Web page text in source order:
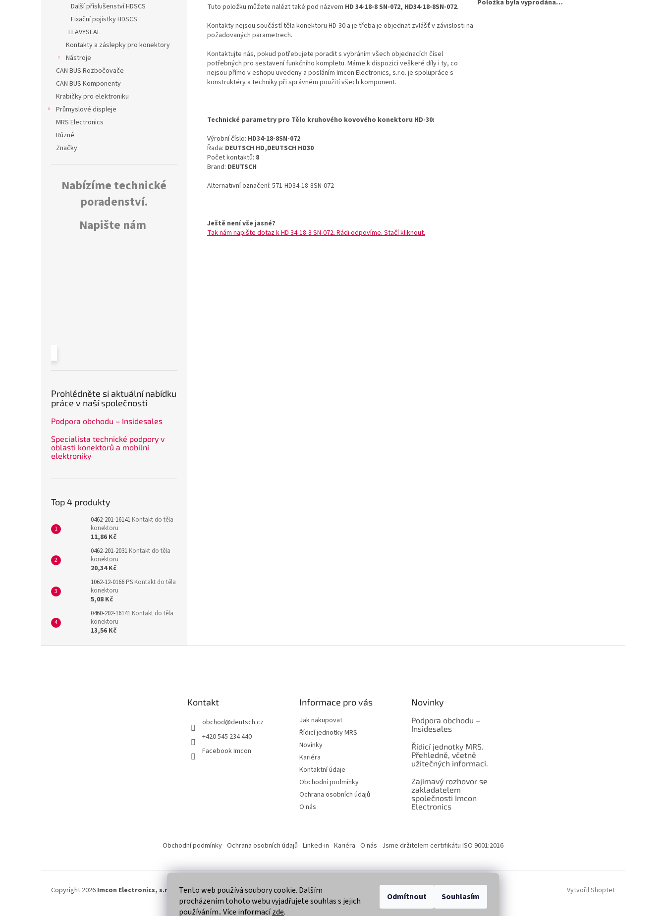
Tento web používá soubory cookie. Dalším
procházením tohoto webu vyjadřujete souhlas s jejich
používáním.. Více informacízde.
Odmítnout Souhlasím
Další příslušenství HDSCS
Fixační pojistky HDSCS
LEAVYSEAL
Kontakty a záslepky pro konektory
Nástroje
CAN BUS Rozbočovače
CAN BUS Komponenty
Krabičky pro elektroniku
Průmyslové displeje
MRS Electronics
Různé
Značky
Nabízíme technické
poradenství.
Napište nám
Prohlédněte si aktuální nabídku
práce v naší společnosti
Podpora obchodu – Insidesales
Specialista technické podpory v
oblasti konektorů a mobilní
elektroniky
Top 4 produkty
0462-201-16141 Kontakt do těla
konektoru
11,86 Kč
0462-201-2031 Kontakt do těla
konektoru
20,34 Kč
1062-12-0166 PS Kontakt do těla
konektoru
5,08 Kč
0460-202-16141 Kontakt do těla
konektoru
13,56 Kč
Tuto položku můžete nalézt také pod názvem HD 34-18-8 SN-072, HD34-18-8SN-072.
Kontakty nejsou součástí těla konektoru HD-30 a je třeba je objednat zvlášť v závislosti na
požadovaných parametrech.
Kontaktujte nás, pokud potřebujete poradit s vybráním všech objednacích čísel
potřebných pro sestavení funkčního kompletu. Máme k dispozici veškeré díly i ty, co
nejsou přímo v eshopu uvedeny a posláním Imcon Electronics, s.r.o. je spolupráce s
konstruktéry a techniky při správném použití všech komponent.
Technické parametry pro Tělo kruhového kovového konektoru HD-30:
Výrobní číslo: HD34-18-8SN-072
Řada: DEUTSCH HD,DEUTSCH HD30
Počet kontaktů: 8
Brand: DEUTSCH
Alternativní označení: 571-HD34-18-8SN-072
Ještě není vše jasné?
Tak nám napište dotaz k HD 34-18-8 SN-072. Rádi odpovíme. Stačí kliknout.
Položka byla vyprodána…
Kontakt
obchod@deutsch.cz
+420 545 234 440
Facebook Imcon
Informace pro vás
Jak nakupovat
Řídicí jednotky MRS
Novinky
Kariéra
Kontaktní údaje
Obchodní podmínky
Ochrana osobních údajů
O nás
Novinky
Podpora obchodu –
Insidesales
Řídicí jednotky MRS.
Přehledně, včetně
užitečných informací.
Zajímavý rozhovor se
zakladatelem
společnosti Imcon
Electronics
Obchodní podmínky Ochrana osobních údajů Linked-in Kariéra O nás Jsme držitelem certifikátu ISO 9001:2016
Vytvořil Shoptet
Copyright 2026 Imcon Electronics, s.r.o. . Všechna práva vyhrazena.